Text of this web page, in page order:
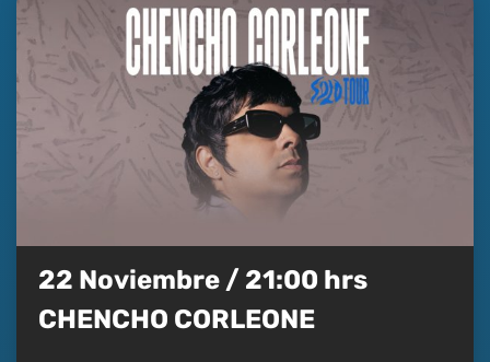
22 Noviembre / 21:00 hrs
CHENCHO CORLEONE